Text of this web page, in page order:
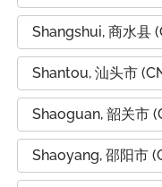
Shangshui, 商水县
Shantou, 汕头市
Shaoguan, 韶关市
Shaoyang, 邵阳市